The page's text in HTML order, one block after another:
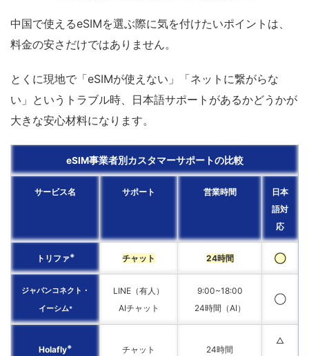
中国で使えるeSIMを選ぶ際に気を付けたいポイントは、
料金の安さだけではありません。
とくに現地で「eSIMが使えない」「ネットに繋がらな
い」というトラブル時、日本語サポートがあるかどうかが
大きな安心材料になります。
eSIM事業者別カスタマーサポートの比較
サービス名 サポート 営業時間
日本
語対
応
トリファ※ チャット 24時間 ◯
ジャパンコネクト・
イーシム※
LINE（有人）
AIチャット
9:00~18:00
24時間（AI）
◯
Holafly※ チャット 24時間
△